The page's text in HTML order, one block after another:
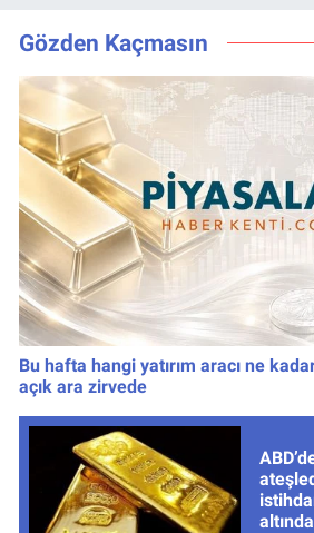
numaralar
Gözden Kaçmasın
Bu hafta hangi yatırım aracı ne
açık ara zirvede